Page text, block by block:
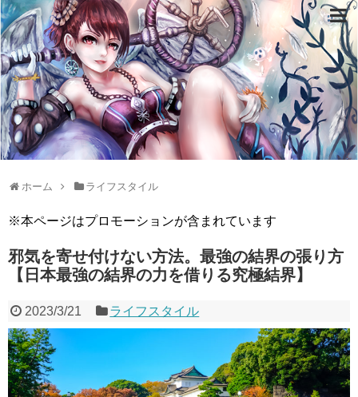
ホーム ライフスタイル
※本ページはプロモーションが含まれています
邪気を寄せ付けない方法。最強の結界の張り方
【日本最強の結界の力を借りる究極結界】
2023/3/21 ライフスタイル